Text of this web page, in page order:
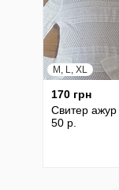
M, L, XL
170 грн
Свитер ажур
50 р.